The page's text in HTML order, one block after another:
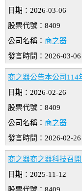
日期：2026-03-06
股票代號：8409
公司名稱： 商之器
發言時間：2026-03-06
商之器公告本公司114
日期：2026-02-26
股票代號：8409
公司名稱： 商之器
發言時間：2026-02-26
商之器商之器科技召
日期：2025-11-12